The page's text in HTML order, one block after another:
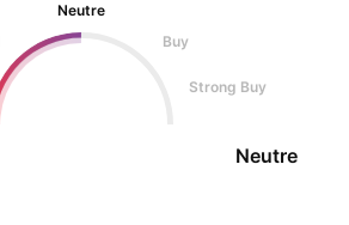
Neutre
Buy
Strong Buy
Neutre